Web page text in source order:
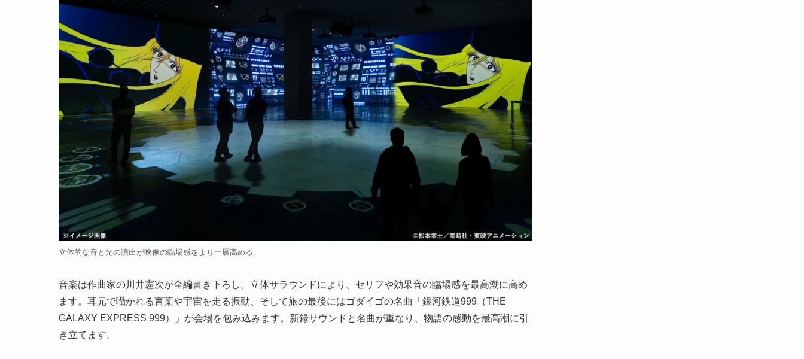
立体的な音と光の演出が映像の臨場感をより一層高める。
音楽は作曲家の川井憲次が全編書き下ろし。立体サラウンドにより、セリフや効果音の臨場感を最高潮に高め
ます。耳元で囁かれる言葉や宇宙を走る振動、そして旅の最後にはゴダイゴの名曲「銀河鉄道999（THE
GALAXY EXPRESS 999）」が会場を包み込みます。新録サウンドと名曲が重なり、物語の感動を最高潮に引
き立てます。